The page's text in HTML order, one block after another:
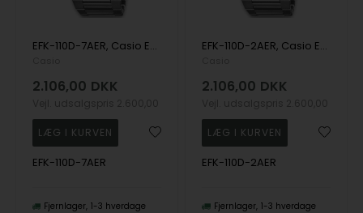
EFK-110D-7AER, Casio Edifice EFK-110D-7AER Automatik Herre m/lænke
2.106,00 DKK
EFK-110D-7AER
Fjernlager 1-3 hverdage
EFK-110D-2AER, Casio Edifice EFK-110D-2AER Automatik Herre m/lænke
2.106,00 DKK
EFK-110D-2AER
Fjernlager 1-3 hverdage